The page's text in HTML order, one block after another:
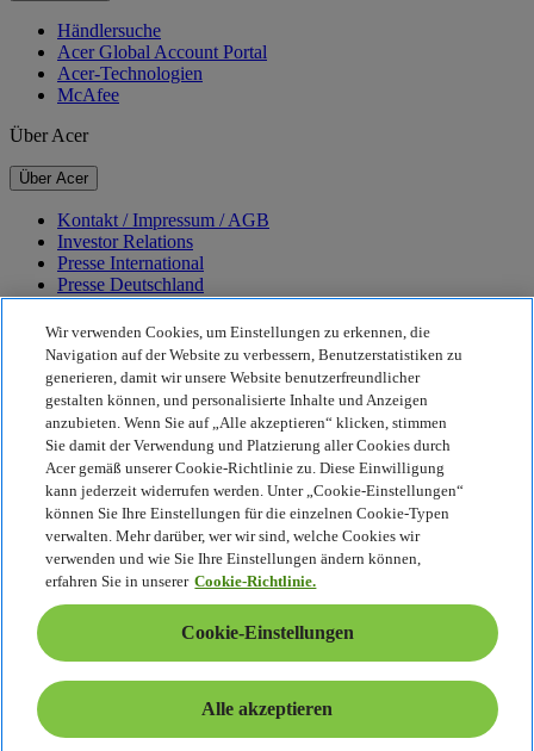
Händlersuche
Acer Global Account Portal
Acer-Technologien
McAfee
Über Acer
Über Acer
Kontakt / Impressum / AGB
Investor Relations
Presse International
Presse Deutschland
Veranstaltungen
Nachhaltigkeit
Nachhaltigkeit
Corporate Social Responsibility
CO2-Bilanz unserer Produkte
Project Humanity
Earthion
Datenschutzrichtlinie
Cookie-Richtlinie
Rechtlicher Hinweis
Zusätzliche rechtliche Informationen
Barrierefreiheitsrichtlinie
Cookie-Einstellungen
Österreich - Deutsch
© 2026 Acer Inc.
Wir verwenden Cookies, um Einstellungen zu erkennen, die
Navigation auf der Website zu verbessern, Benutzerstatistiken zu
generieren, damit wir unsere Website benutzerfreundlicher
gestalten können, und personalisierte Inhalte und Anzeigen
anzubieten. Wenn Sie auf „Alle akzeptieren“ klicken, stimmen
Sie damit der Verwendung und Platzierung aller Cookies durch
Acer gemäß unserer Cookie-Richtlinie zu. Diese Einwilligung
kann jederzeit widerrufen werden. Unter „Cookie-Einstellungen“
können Sie Ihre Einstellungen für die einzelnen Cookie-Typen
verwalten. Mehr darüber, wer wir sind, welche Cookies wir
verwenden und wie Sie Ihre Einstellungen ändern können,
erfahren Sie in unserer Cookie-Richtlinie.
Cookie-Einstellungen
Alle akzeptieren